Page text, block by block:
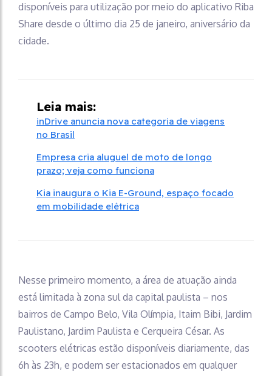
disponíveis para utilização por meio do aplicativo Riba
Share desde o último dia 25 de janeiro, aniversário da
cidade.
Leia mais:
inDrive anuncia nova categoria de viagens
no Brasil
Empresa cria aluguel de moto de longo
prazo; veja como funciona
Kia inaugura o Kia E-Ground, espaço focado
em mobilidade elétrica
Nesse primeiro momento, a área de atuação ainda
está limitada à zona sul da capital paulista – nos
bairros de Campo Belo, Vila Olímpia, Itaim Bibi, Jardim
Paulistano, Jardim Paulista e Cerqueira César. As
scooters elétricas estão disponíveis diariamente, das
6h às 23h, e podem ser estacionados em qualquer